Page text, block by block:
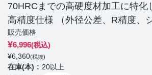
70HRCまでの高硬度材加工に特化
高精度仕様 （外径公差、R精度、
販売価格
¥6,996(税込)
¥6,360(税抜)
在庫(本)
20以上